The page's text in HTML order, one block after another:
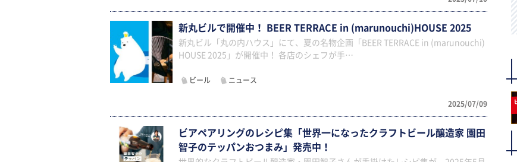
新丸ビルで開催中！ BEER TERRACE in (marunouchi)HOUSE 2025
新丸ビル「丸の内ハウス」にて、夏の名物企画「BEER TERRACE in (marunouchi)
HOUSE 2025」が開催中！ 各店のシェフが手…
ビール ニュース
2025/07/09
ビアペアリングのレシピ集「世界一になったクラフトビール醸造家 園田
智子のテッパンおつまみ」発売中！